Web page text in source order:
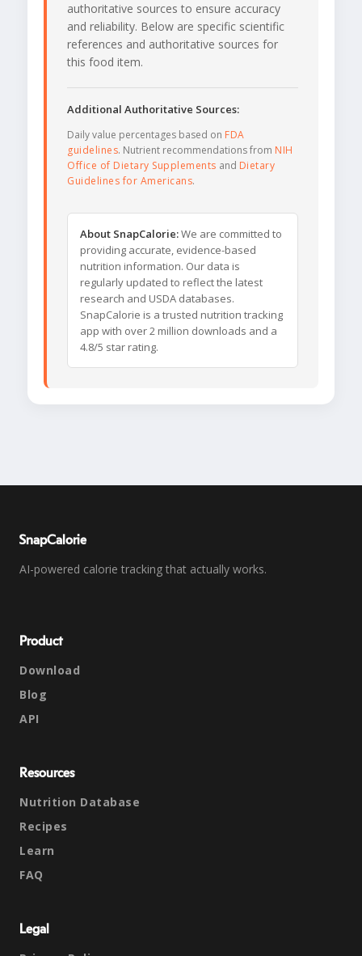
authoritative sources to ensure accuracy
and reliability. Below are specific scientific
references and authoritative sources for
this food item.
Additional Authoritative Sources:
Daily value percentages based on FDA
guidelines. Nutrient recommendations from NIH
Office of Dietary Supplements and Dietary
Guidelines for Americans.
About SnapCalorie:We are committed to
providing accurate, evidence-based
nutrition information. Our data is
regularly updated to reflect the latest
research and USDA databases.
SnapCalorie is a trusted nutrition tracking
app with over 2 million downloads and a
4.8/5 star rating.
SnapCalorie
AI-powered calorie tracking that actually works.
Product
Download
Blog
API
Resources
Nutrition Database
Recipes
Learn
FAQ
Legal